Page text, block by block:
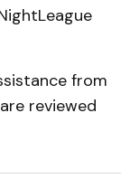
from
reviewed